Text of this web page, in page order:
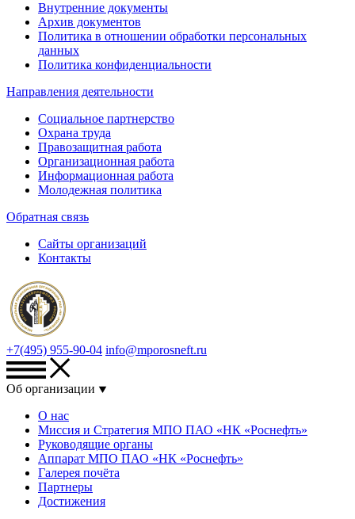
Внутренние документы
Архив документов
Политика в отношении обработки персональных
данных
Политика конфиденциальности
Направления деятельности
Социальное партнерство
Охрана труда
Правозащитная работа
Организационная работа
Информационная работа
Молодежная политика
Обратная связь
Сайты организаций
Контакты
+7(495) 955-90-04 info@mporosneft.ru
Об организации
О нас
Миссия и Стратегия МПО ПАО «НК «Роснефть»
Руководящие органы
Аппарат МПО ПАО «НК «Роснефть»
Галерея почёта
Партнеры
Достижения